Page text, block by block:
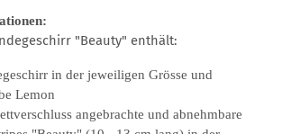
"Beauty" enthält:
in der jeweiligen Grösse und
Lemon
angebrachte und abnehmbare